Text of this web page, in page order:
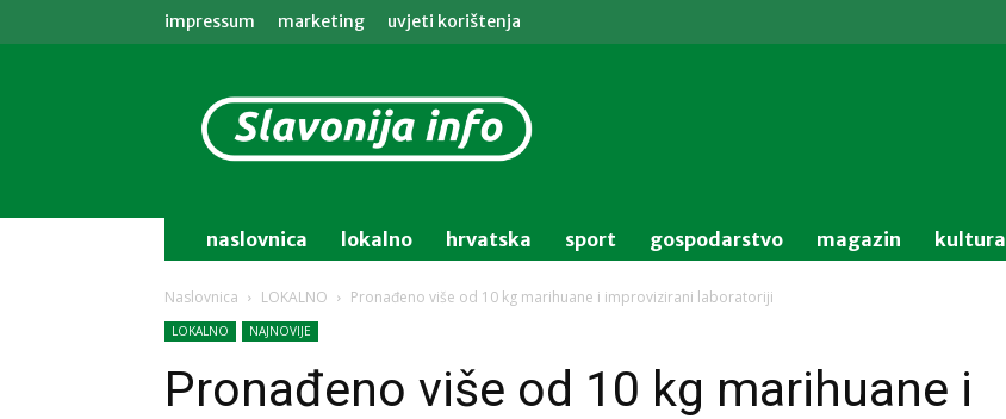
impressum marketing uvjeti korištenja
info
naslovnica lokalno hrvatska sport gospodarstvo magazin kultura
Naslovnica LOKALNO Pronađeno više od 10 kg marihuane i improvizirani laboratoriji
LOKALNO NAJNOVIJE
Pronađeno više od 10 kg marihuane i